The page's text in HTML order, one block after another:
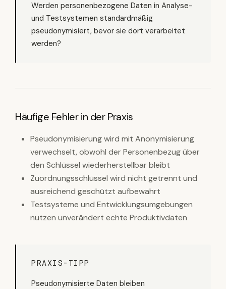
Werden personenbezogene Daten in Analyse-
und Testsystemen standardmäßig
pseudonymisiert, bevor sie dort verarbeitet
werden?
Häufige Fehler in der Praxis
Pseudonymisierung wird mit Anonymisierung
verwechselt, obwohl der Personenbezug über
den Schlüssel wiederherstellbar bleibt
Zuordnungsschlüssel wird nicht getrennt und
ausreichend geschützt aufbewahrt
Testsysteme und Entwicklungsumgebungen
nutzen unverändert echte Produktivdaten
PRAXIS-TIPP
Pseudonymisierte Daten bleiben